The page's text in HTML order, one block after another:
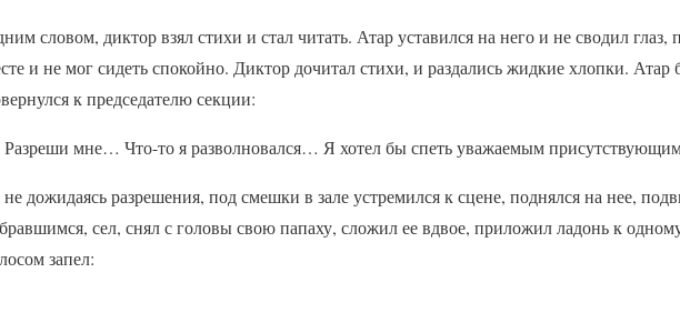
словом, диктор взял стихи и стал читать. Атар уставился на него и не сводил глаз,
и не мог сидеть спокойно. Диктор дочитал стихи, и раздались жидкие хлопки. Атар
к председателю секции:
мне… Что-то я разволновался… Я хотел бы спеть уважаемым
дожидаясь разрешения, под смешки в зале устремился к сцене, поднялся на нее,
сел, снял с головы свою папаху, сложил ее вдвое, приложил ладонь к
запел: